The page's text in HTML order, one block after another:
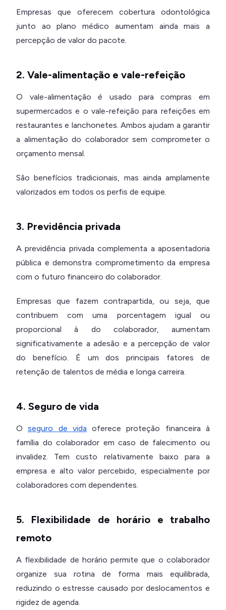
Empresas que oferecem cobertura odontológica
junto ao plano médico aumentam ainda mais a
percepção de valor do pacote.
2. Vale-alimentação e vale-refeição
O vale-alimentação é usado para compras em
supermercados e o vale-refeição para refeições em
restaurantes e lanchonetes. Ambos ajudam a garantir
a alimentação do colaborador sem comprometer o
orçamento mensal.
São benefícios tradicionais, mas ainda amplamente
valorizados em todos os perfis de equipe.
3. Previdência privada
A previdência privada complementa a aposentadoria
pública e demonstra comprometimento da empresa
com o futuro financeiro do colaborador.
Empresas que fazem contrapartida, ou seja, que
contribuem com uma porcentagem igual ou
proporcional à do colaborador, aumentam
significativamente a adesão e a percepção de valor
do benefício. É um dos principais fatores de
retenção de talentos de média e longa carreira.
4. Seguro de vida
Oseguro de vida oferece proteção financeira à
família do colaborador em caso de falecimento ou
invalidez. Tem custo relativamente baixo para a
empresa e alto valor percebido, especialmente por
colaboradores com dependentes.
5. Flexibilidade de horário e trabalho
remoto
A flexibilidade de horário permite que o colaborador
organize sua rotina de forma mais equilibrada,
reduzindo o estresse causado por deslocamentos e
rigidez de agenda.